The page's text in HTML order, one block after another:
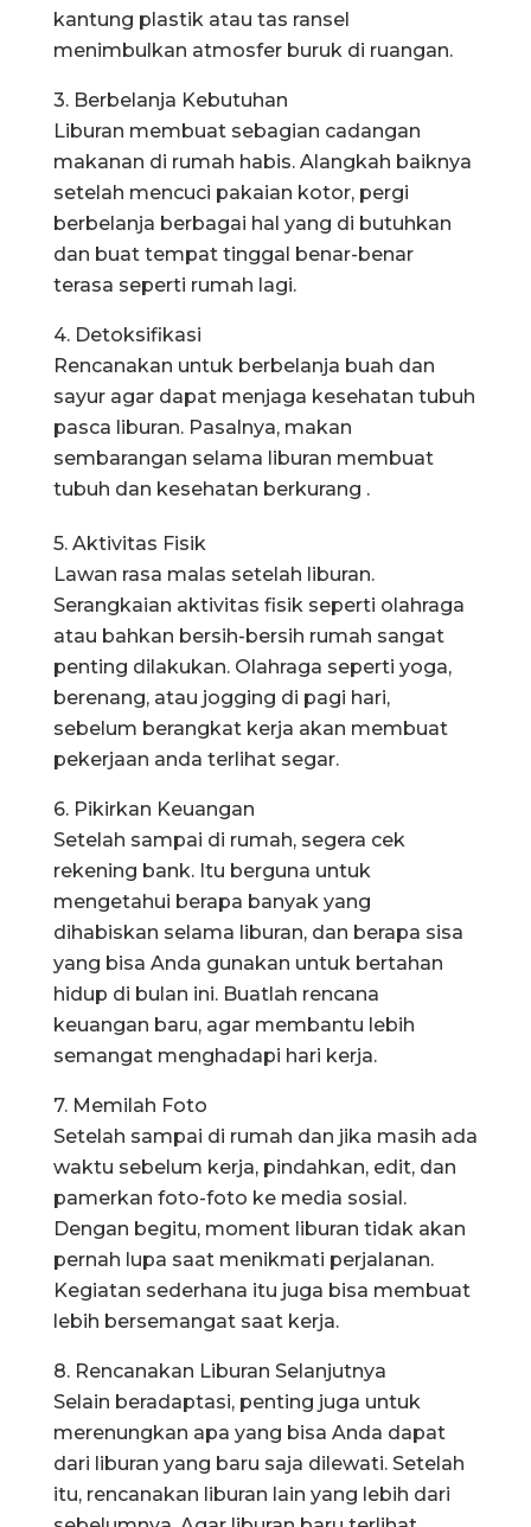
kantung plastik atau tas ransel
menimbulkan atmosfer buruk di ruangan.
3. Berbelanja Kebutuhan
Liburan membuat sebagian cadangan
makanan di rumah habis. Alangkah baiknya
setelah mencuci pakaian kotor, pergi
berbelanja berbagai hal yang di butuhkan
dan buat tempat tinggal benar-benar
terasa seperti rumah lagi.
4. Detoksifikasi
Rencanakan untuk berbelanja buah dan
sayur agar dapat menjaga kesehatan tubuh
pasca liburan. Pasalnya, makan
sembarangan selama liburan membuat
tubuh dan kesehatan berkurang .
5. Aktivitas Fisik
Lawan rasa malas setelah liburan.
Serangkaian aktivitas fisik seperti olahraga
atau bahkan bersih-bersih rumah sangat
penting dilakukan. Olahraga seperti yoga,
berenang, atau jogging di pagi hari,
sebelum berangkat kerja akan membuat
pekerjaan anda terlihat segar.
6. Pikirkan Keuangan
Setelah sampai di rumah, segera cek
rekening bank. Itu berguna untuk
mengetahui berapa banyak yang
dihabiskan selama liburan, dan berapa sisa
yang bisa Anda gunakan untuk bertahan
hidup di bulan ini. Buatlah rencana
keuangan baru, agar membantu lebih
semangat menghadapi hari kerja.
7. Memilah Foto
Setelah sampai di rumah dan jika masih ada
waktu sebelum kerja, pindahkan, edit, dan
pamerkan foto-foto ke media sosial.
Dengan begitu, moment liburan tidak akan
pernah lupa saat menikmati perjalanan.
Kegiatan sederhana itu juga bisa membuat
lebih bersemangat saat kerja.
8. Rencanakan Liburan Selanjutnya
Selain beradaptasi, penting juga untuk
merenungkan apa yang bisa Anda dapat
dari liburan yang baru saja dilewati. Setelah
itu, rencanakan liburan lain yang lebih dari